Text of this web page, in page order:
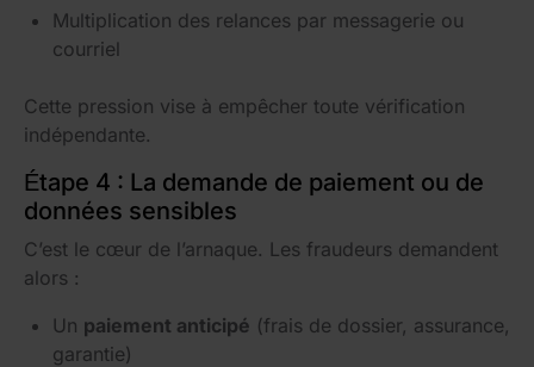
Multiplication des relances par messagerie ou
courriel
Cette pression vise à empêcher toute vérification
indépendante.
Étape 4 : La demande de paiement ou de
données sensibles
C’est le cœur de l’arnaque. Les fraudeurs demandent
alors :
Un paiement anticipé (frais de dossier, assurance,
garantie)